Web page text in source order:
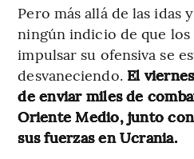
Pero más allá de las idas
ningún indicio de que
impulsar su ofensiva se
desvaneciendo. El
de enviar miles de
Oriente Medio, junto
sus fuerzas en Ucrania.